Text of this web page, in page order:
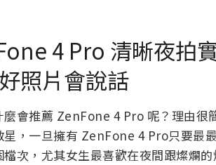
4 Pro 清晰夜拍
照片會說話
麼會推薦 ZenFone 4 Pro 呢？理由
星，一旦擁有 ZenFone 4 Pro只要最
檔次，尤其女生最喜歡在夜間跟燦爛